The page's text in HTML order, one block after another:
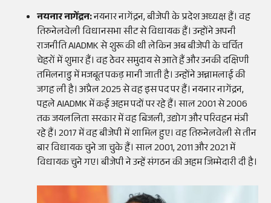
नयनार नागेंद्रन:नयनार नागेंद्रन, बीजेपी के प्रदेश अध्यक्ष हैं। वह
तिरुनेलवेली विधानसभा सीट से विधायक हैं। उन्होंने अपनी
राजनीति AIADMK से शुरू की थी लेकिन अब बीजेपी के चर्चित
चेहरों में शुमार हैं। वह ठेवर समुदाय से आते हैं और उनकी दक्षिणी
तमिलनाडु में मजबूत पकड़ मानी जाती है। उन्होंने अन्नामलाई की
जगह ली है। अप्रैल 2025 से वह इस पद पर हैं। नयनार नागेंद्रन,
पहले AIADMK में कई अहम पदों पर रहे हैं। साल 2001 से 2006
तक जयललिता सरकार में वह बिजली, उद्योग और परिवहन मंत्री
रहे हैं। 2017 में वह बीजेपी में शामिल हुए। वह तिरुनेलवेली से तीन
बार विधायक चुने जा चुके हैं। साल 2001, 2011 और 2021 में
विधायक चुने गए। बीजेपी ने उन्हें संगठन की अहम जिम्मेदारी दी है।